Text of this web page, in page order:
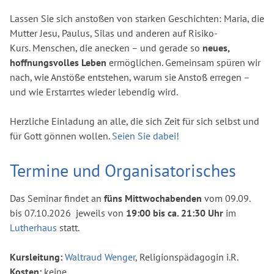
Lassen Sie sich anstoßen von starken Geschichten: Maria, die
Mutter Jesu, Paulus, Silas und anderen auf Risiko-
Kurs. Menschen, die anecken – und gerade so neues,
hoffnungsvolles Leben ermöglichen. Gemeinsam spüren wir
nach, wie Anstöße entstehen, warum sie Anstoß erregen –
und wie Erstarrtes wieder lebendig wird.
Herzliche Einladung an alle, die sich Zeit für sich selbst und
für Gott gönnen wollen. Seien Sie dabei!
Termine und Organisatorisches
Das Seminar findet an füns Mittwochabenden vom 09.09.
bis 07.10.2026 jeweils von 19:00 bis ca. 21:30 Uhr im
Lutherhaus statt.
Kursleitung: Waltraud Wenger, Religionspädagogin i.R.
Kosten: keine